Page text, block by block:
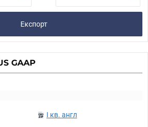
Експорт
GAAP
I кв. англ